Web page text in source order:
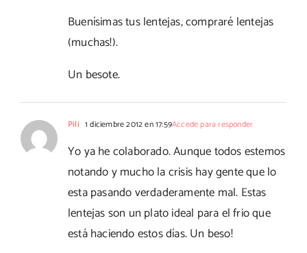
Buenísimas tus lentejas, compraré lentejas
(muchas!).
Un besote.
Pili 1 diciembre 2012 en 17:59Accede para responder
Yo ya he colaborado. Aunque todos estemos
notando y mucho la crisis hay gente que lo
esta pasando verdaderamente mal. Estas
lentejas son un plato ideal para el frio que
está haciendo estos días. Un beso!